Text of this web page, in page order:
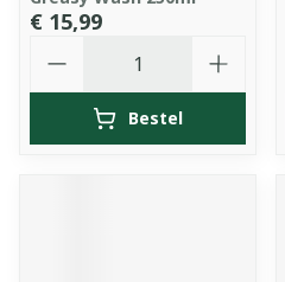
€ 15,99
Bestel